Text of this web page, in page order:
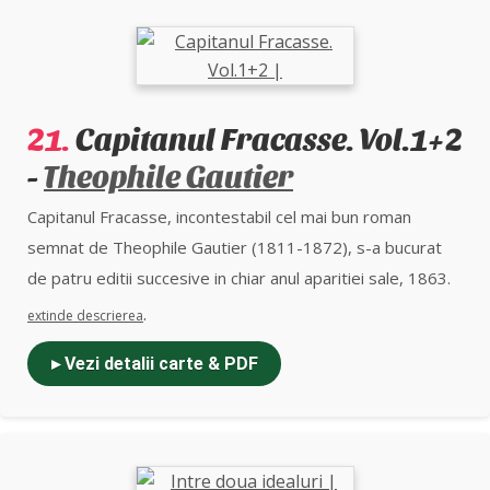
Adriana Sarmiza Dumay
21. Capitanul Fracasse. Vol.1+2
-Theophile Gautier
Capitanul Fracasse, incontestabil cel mai bun roman
semnat de Theophile Gautier (1811-1872), s-a bucurat
de patru editii succesive in chiar anul aparitiei sale, 1863.
Imaginea unei lumi in care viata reala se contopeste cu
spectacolul ambulant, suspansul si culoarea sunt probabil
secretul longevitatii acestui roman. Intr-un castel ruinat
spre Paris, poposeste intamplator la castel si tanarul
extinde descrierea.
▸ Vezi detalii carte & PDF